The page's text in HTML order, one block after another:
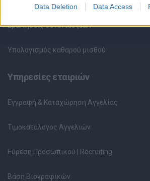
Data Deletion Data Access
Ερωτήσεις συνεντεύξεων
Υπολογισμός καθαρού μισθού
Υπηρεσίες εταιριών
Εγγραφή & Καταχώρηση Αγγελίας
Τιμοκατάλογος Αγγελιών
Εύρεση Προσωπικού | Recruiting
Βάση Βιογραφικών